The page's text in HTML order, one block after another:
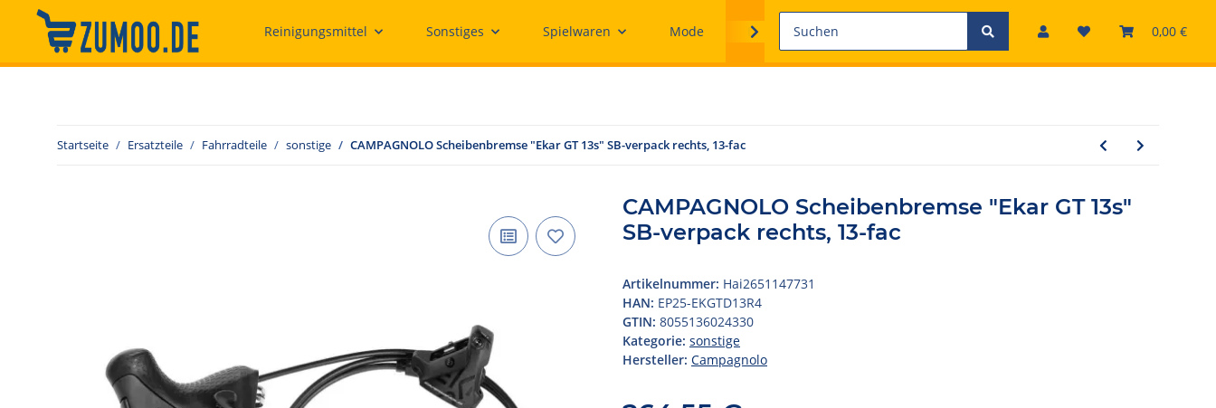
0,00 €
Reinigungsmittel Sonstiges Spielwaren Mode Ersatzteile
Startseite Ersatzteile Fahrradteile sonstige CAMPAGNOLO Scheibenbremse "Ekar GT 13s" SB-verpack rechts, 13-fac
CAMPAGNOLO Scheibenbremse "Ekar GT 13s"
SB-verpack rechts, 13-fac
Artikelnummer: Hai2651147731
HAN: EP25-EKGTD13R4
GTIN: 8055136024330
Kategorie: sonstige
Hersteller: Campagnolo